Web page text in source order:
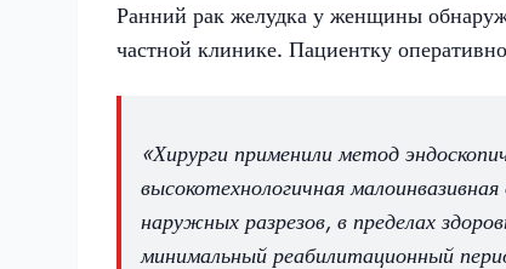
Ранний рак желудка у женщины
частной клинике. Пациентку
«Хирурги применили метод
высокотехнологичная
наружных разрезов, в пределах
минимальный реабилитационный